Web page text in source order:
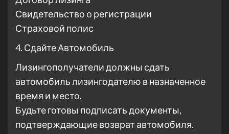
Свидетельство о регистрации
Страховой полис
4. Сдайте Автомобиль
Лизингополучатели должны сдать
автомобиль лизингодателю в назначенное
время и место.
Будьте готовы подписать документы,
подтверждающие возврат автомобиля.